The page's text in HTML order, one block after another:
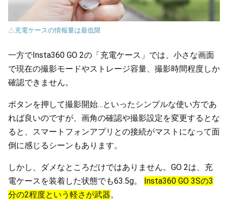
△充電ケースの情報量は最低限
一方でInsta360 GO 2の「充電ケース」では、小さな画面
で現在の撮影モードやストレージ容量、撮影時間程度しか
確認できません。
ボタンを押して撮影開始…といったシンプルな使い方であ
れば良いのですが、画角の確認や撮影設定を変更するとな
ると、スマートフォンアプリとの接続がマストになって面
倒に感じるシーンもあります。
しかし、ダメなところだけではありません。GO 2は、充
電ケースを装着した状態でも63.5g。
Insta360 GO 3Sの3
分の2程度という軽さが武器。